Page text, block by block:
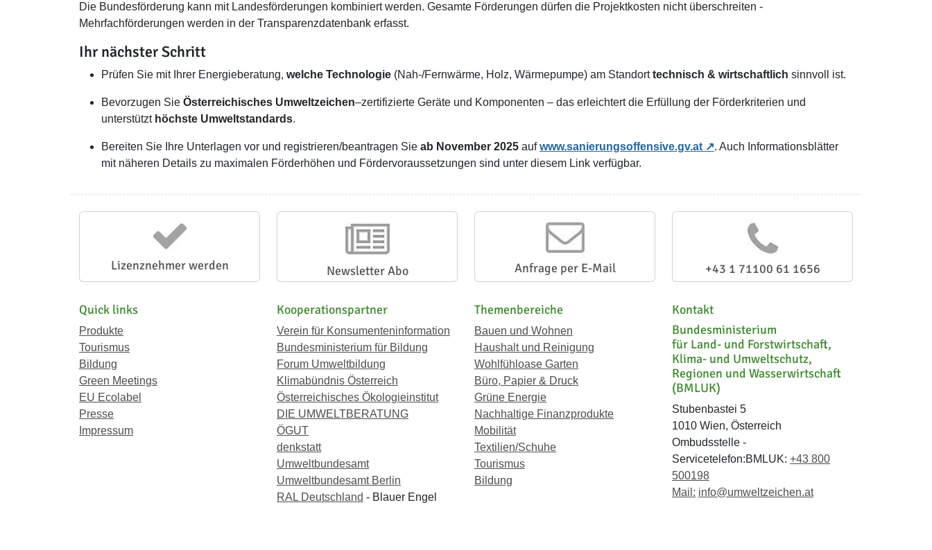
Die Bundesförderung kann mit Landesförderungen kombiniert werden. Gesamte Förderungen dürfen die Projektkosten nicht überschreiten -
Mehrfachförderungen werden in der Transparenzdatenbank erfasst.
Ihr nächster Schritt
Prüfen Sie mit Ihrer Energieberatung, welche Technologie (Nah-/Fernwärme, Holz, Wärmepumpe) am Standorttechnisch & wirtschaftlich sinnvoll ist.
Bevorzugen Sie Österreichisches Umweltzeichen–zertifizierte Geräte und Komponenten – das erleichtert die Erfüllung der Förderkriterien und
unterstützt höchste Umweltstandards.
Bereiten Sie Ihre Unterlagen vor und registrieren/beantragen Sie ab November 2025 aufwww.sanierungsoffensive.gv.at
. Auch Informationsblätter
mit näheren Details zu maximalen Förderhöhen und Fördervoraussetzungen sind unter diesem Link verfügbar.
Lizenznehmer werden Newsletter Abo Anfrage per E-Mail +43 1 71100 61 1656
Quick links
Produkte
Tourismus
Bildung
Green Meetings
EU Ecolabel
Presse
Impressum
Kooperationspartner
Verein für Konsumenteninformation
Bundesministerium für Bildung
Forum Umweltbildung
Klimabündnis Österreich
Österreichisches Ökologieinstitut
DIE UMWELTBERATUNG
ÖGUT
denkstatt
Umweltbundesamt
Umweltbundesamt Berlin
RAL Deutschland - Blauer Engel
Themenbereiche
Bauen und Wohnen
Haushalt und Reinigung
Wohlfühloase Garten
Büro, Papier & Druck
Grüne Energie
Nachhaltige Finanzprodukte
Mobilität
Textilien/Schuhe
Tourismus
Bildung
Kontakt
Bundesministerium
für Land- und Forstwirtschaft,
Klima- und Umweltschutz,
Regionen und Wasserwirtschaft
(BMLUK)
Stubenbastei 5
1010 Wien, Österreich
Ombudsstelle -
Servicetelefon:BMLUK: +43 800
500198
Mail: info@umweltzeichen.at